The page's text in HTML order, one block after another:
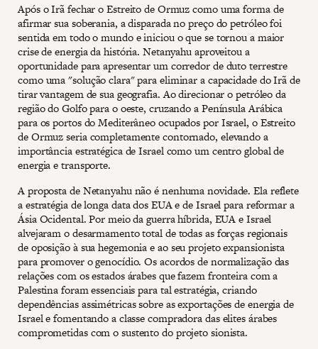
Após o Irã fechar o Estreito de Ormuz como uma forma de
afirmar sua soberania, a disparada no preço do petróleo foi
sentida em todo o mundo e iniciou o que se tornou a maior
crise de energia da história. Netanyahu aproveitou a
oportunidade para apresentar um corredor de duto terrestre
como uma "solução clara" para eliminar a capacidade do Irã de
tirar vantagem de sua geografia. Ao direcionar o petróleo da
região do Golfo para o oeste, cruzando a Península Arábica
para os portos do Mediterâneo ocupados por Israel, o Estreito
de Ormuz seria completamente contornado, elevando a
importância estratégica de Israel como um centro global de
energia e transporte.
A proposta de Netanyahu não é nenhuma novidade. Ela reflete
a estratégia de longa data dos EUA e de Israel para reformar a
Ásia Ocidental. Por meio da guerra híbrida, EUA e Israel
alvejaram o desarmamento total de todas as forças regionais
de oposição à sua hegemonia e ao seu projeto expansionista
para promover o genocídio. Os acordos de normalização das
relações com os estados árabes que fazem fronteira com a
Palestina foram essenciais para tal estratégia, criando
dependências assimétricas sobre as exportações de energia de
Israel e fomentando a classe compradora das elites árabes
comprometidas com o sustento do projeto sionista.